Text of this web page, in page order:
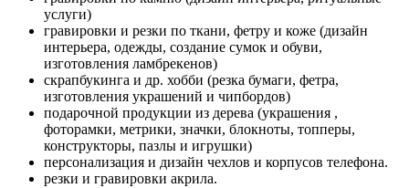
услуги)
гравировки и резки по ткани, фетру и коже (дизайн
интерьера, одежды, создание сумок и обуви,
изготовления ламбрекенов)
скрапбукинга и др. хобби (резка бумаги, фетра,
изготовления украшений и чипбордов)
подарочной продукции из дерева (украшения ,
фоторамки, метрики, значки, блокноты, топперы,
конструкторы, пазлы и игрушки)
персонализация и дизайн чехлов и корпусов телефона.
резки и гравировки акрила.